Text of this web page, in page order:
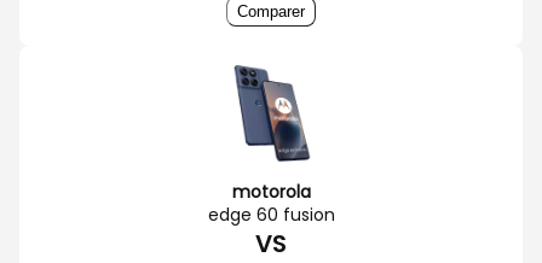
Comparer
motorola
edge 60 fusion
VS